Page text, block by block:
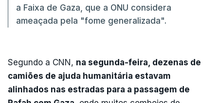
a Faixa de Gaza, que a ONU considera
ameaçada pela "fome generalizada".
Segundo a CNN, na segunda-feira, dezenas de
camiões de ajuda humanitária estavam
alinhados nas estradas para a passagem de